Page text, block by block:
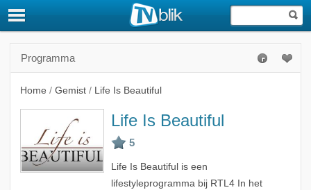
Programma
Home / Gemist / Life Is Beautiful
Life Is Beautiful
Life Is Beautiful is een
lifestyleprogramma bij RTL4 In het